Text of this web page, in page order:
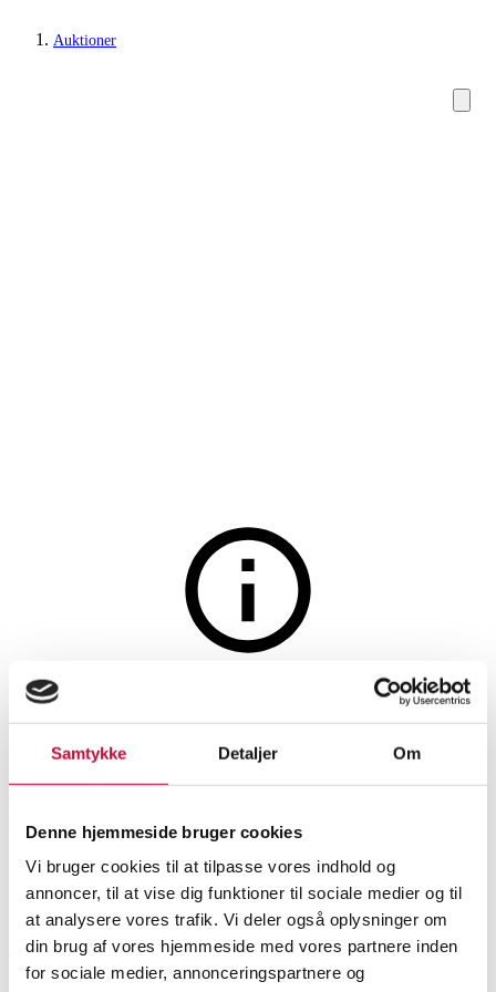
Samtykke Detaljer Om
Denne hjemmeside bruger cookies
Vi bruger cookies til at tilpasse vores indhold og
annoncer, til at vise dig funktioner til sociale medier og til
at analysere vores trafik. Vi deler også oplysninger om
din brug af vores hjemmeside med vores partnere inden
for sociale medier, annonceringspartnere og
Auktioner
Loftslamper
521. Norm Architects for Audo
Copenhagen. 'Hashira Cluster'
pendel
SHOWROOM
Aalborg
VURDERING
DKK 1.900
VARENUMMER
6525348